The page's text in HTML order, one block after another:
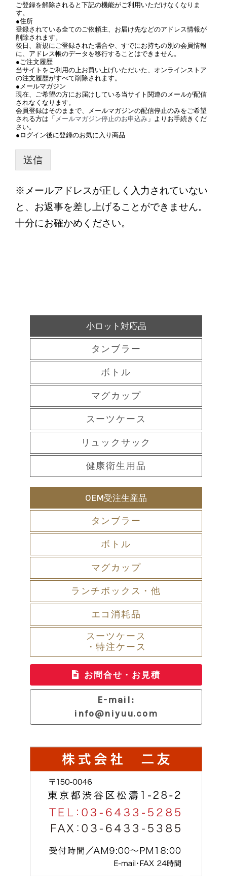
小ロット対応品
タンブラー
ボトル
マグカップ
スーツケース
リュックサック
健康衛生用品
OEM受注生産品
タンブラー
ボトル
マグカップ
ランチボックス・他
エコ消耗品
スーツケース
・特注ケース
お問合せ・お見積
E-mail:
info@niyuu.com
ご登録を解除されると下記の機能がご利用いただけなくなりま
す。
●住所
登録されている全てのご依頼主、お届け先などのアドレス情報が
削除されます。
後日、新規にご登録された場合や、すでにお持ちの別の会員情報
に、アドレス帳のデータを移行することはできません。
●ご注文履歴
当サイトをご利用の上お買い上げいただいた、オンラインストア
の注文履歴がすべて削除されます。
●メールマガジン
現在、ご希望の方にお届けしている当サイト関連のメールが配信
されなくなります。
会員登録はそのままで、メールマガジンの配信停止のみをご希望
される方は「 メールマガジン停止のお申込み」よりお手続きくだ
さい。
●ログイン後に登録のお気に入り商品
送信
※メールアドレスが正しく入力されていない
と、お返事を差し上げることができません。
十分にお確かめください。